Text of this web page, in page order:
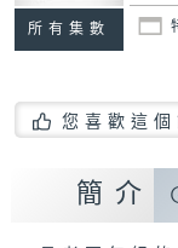
所有集數
您喜歡這
簡介